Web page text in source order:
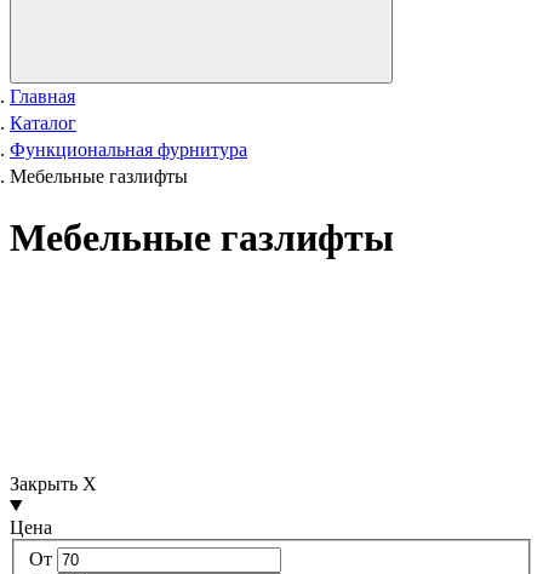
Главная
Каталог
Функциональная фурнитура
Мебельные газлифты
Мебельные газлифты
Закрыть X
Цена
От